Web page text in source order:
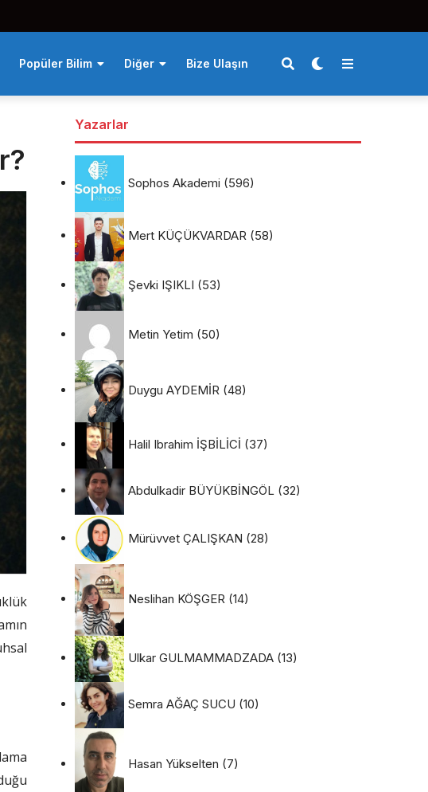
Popüler Bilim Diğer Bize Ulaşın
Yazarlar
Sophos Akademi (596)
Mert KÜÇÜKVARDAR (58)
Şevki IŞIKLI (53)
Metin Yetim (50)
Duygu AYDEMİR (48)
Halil Ibrahim İŞBİLİCİ (37)
Abdulkadir BÜYÜKBİNGÖL (32)
Mürüvvet ÇALIŞKAN (28)
Neslihan KÖŞGER (14)
Ulkar GULMAMMADZADA (13)
Semra AĞAÇ SUCU (10)
Hasan Yükselten (7)